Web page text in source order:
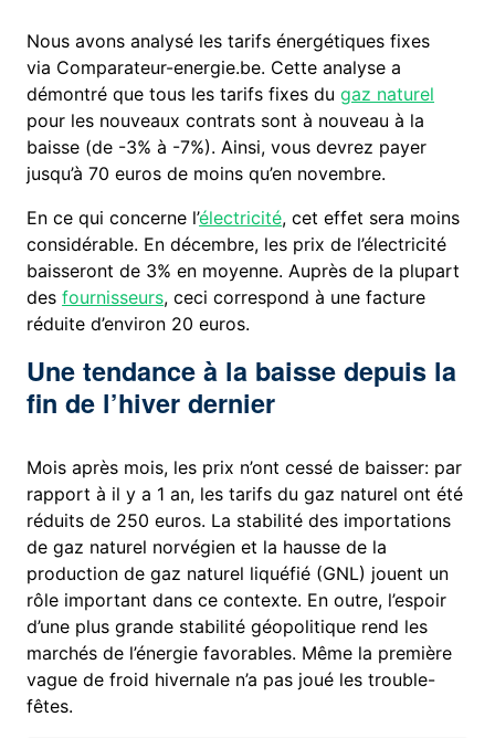
Nous avons analysé les tarifs énergétiques fixes
via Comparateur-energie.be. Cette analyse a
démontré que tous les tarifs fixes dugaz naturel
pour les nouveaux contrats sont à nouveau à la
baisse (de -3% à -7%). Ainsi, vous devrez payer
jusqu’à 70 euros de moins qu’en novembre.
En ce qui concerne l’électricité, cet effet sera moins
considérable. En décembre, les prix de l’électricité
baisseront de 3% en moyenne. Auprès de la plupart
desfournisseurs, ceci correspond à une facture
réduite d’environ 20 euros.
Une tendance à la baisse depuis la
fin de l’hiver dernier
Mois après mois, les prix n’ont cessé de baisser: par
rapport à il y a 1 an, les tarifs du gaz naturel ont été
réduits de 250 euros. La stabilité des importations
de gaz naturel norvégien et la hausse de la
production de gaz naturel liquéfié (GNL) jouent un
rôle important dans ce contexte. En outre, l’espoir
d’une plus grande stabilité géopolitique rend les
marchés de l’énergie favorables. Même la première
vague de froid hivernale n’a pas joué les trouble-
fêtes.